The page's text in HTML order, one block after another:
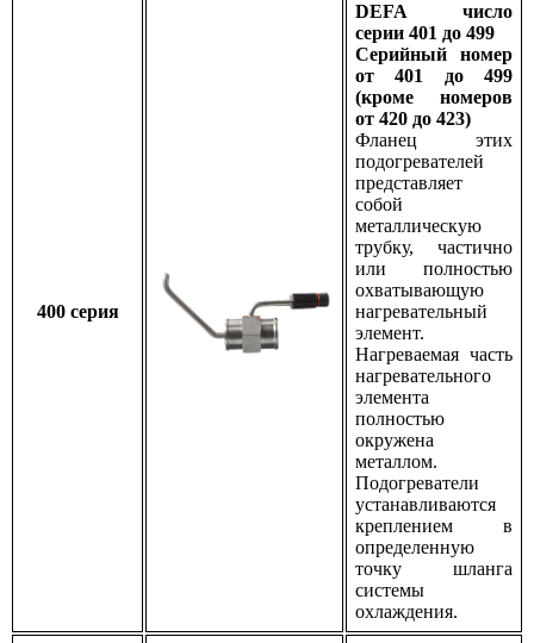
400 серия
DEFA число
серии 401 до 499
Серийный номер
от 401 до 499
(кроме номеров
от 420 до 423)
Фланец этих
подогревателей
представляет
собой
металлическую
трубку, частично
или полностью
охватывающую
нагревательный
элемент.
Нагреваемая часть
нагревательного
элемента
полностью
окружена
металлом.
Подогреватели
устанавливаются
креплением в
определенную
точку шланга
системы
охлаждения.